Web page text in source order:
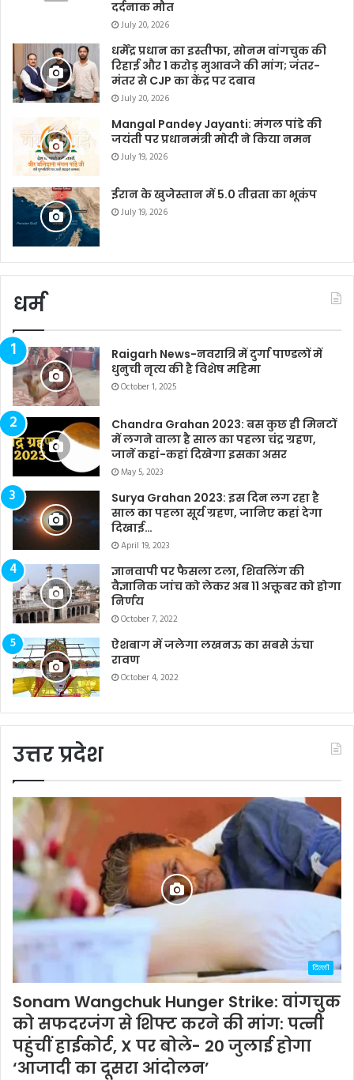
दर्दनाक मौत
July 20, 2026
धर्मेंद्र प्रधान का इस्तीफा, सोनम वांगचुक की
रिहाई और 1 करोड़ मुआवजे की मांग; जंतर-
मंतर से CJP का केंद्र पर दबाव
July 20, 2026
Mangal Pandey Jayanti: मंगल पांडे की
जयंती पर प्रधानमंत्री मोदी ने किया नमन
July 19, 2026
ईरान के खुजेस्तान में 5.0 तीव्रता का भूकंप
July 19, 2026
धर्म
Raigarh News-नवरात्रि में दुर्गा पाण्डलों में
धुनुची नृत्य की है विशेष महिमा
October 1, 2025
Chandra Grahan 2023: बस कुछ ही मिनटों
में लगने वाला है साल का पहला चंद्र ग्रहण,
जानें कहां-कहां दिखेगा इसका असर
May 5, 2023
Surya Grahan 2023: इस दिन लग रहा है
साल का पहला सूर्य ग्रहण, जानिए कहां देगा
दिखाई…
April 19, 2023
ज्ञानवापी पर फैसला टला, शिवलिंग की
वैज्ञानिक जांच को लेकर अब 11 अक्तूबर को होगा
निर्णय
October 7, 2022
ऐशबाग में जलेगा लखनऊ का सबसे ऊंचा
रावण
October 4, 2022
उत्तर प्रदेश
दिल्ली
Sonam Wangchuk Hunger Strike: वांगचुक
को सफदरजंग से शिफ्ट करने की मांग: पत्नी
पहुंचीं हाईकोर्ट, X पर बोले- 20 जुलाई होगा
‘आजादी का दूसरा आंदोलन’